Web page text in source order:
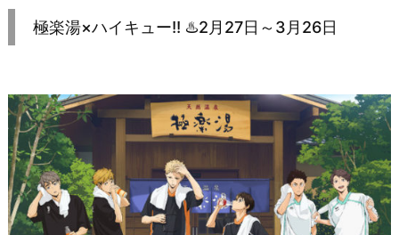
極楽湯×ハイキュー!! ♨️2月27日～3月26日